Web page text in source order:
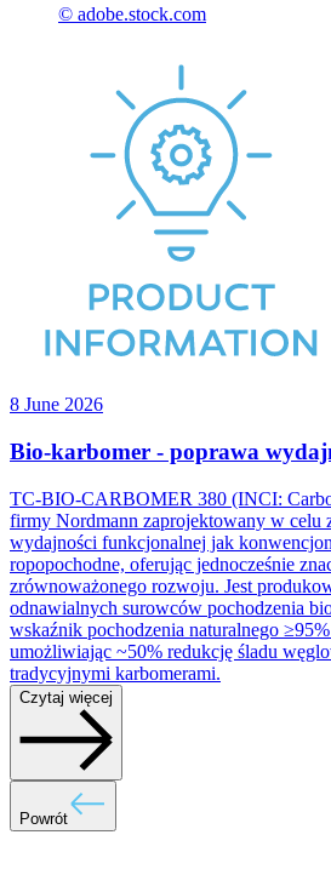
© adobe.stock.com
8 June 2026
Bio-karbomer - poprawa
TC-BIO-CARBOMER 380 (INCI:
firmy Nordmann zaprojektowany w celu
wydajności funkcjonalnej jak
ropopochodne, oferując jednocześnie
zrównoważonego rozwoju. Jest
odnawialnych surowców pochodzenia
wskaźnik pochodzenia naturalnego
umożliwiając ~50% redukcję śladu
tradycyjnymi karbomerami.
Czytaj więcej
Powrót